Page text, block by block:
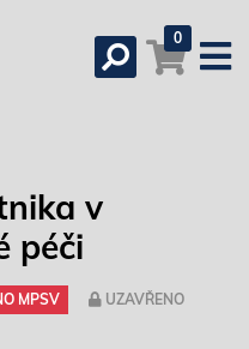
0
v
péči
MPSV UZAVŘENO